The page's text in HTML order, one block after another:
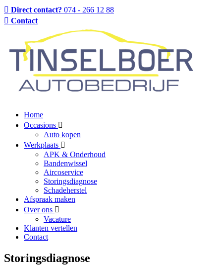
Direct contact? 074 - 266 12 88
Contact
Home
Occasions
Auto kopen
Werkplaats
APK & Onderhoud
Bandenwissel
Aircoservice
Storingsdiagnose
Schadeherstel
Afspraak maken
Over ons
Vacature
Klanten vertellen
Contact
Storingsdiagnose